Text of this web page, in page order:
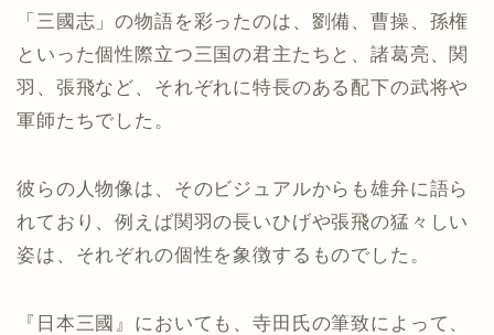
「三國志」の物語を彩ったのは、劉備、曹操、孫権
といった個性際立つ三国の君主たちと、諸葛亮、関
羽、張飛など、それぞれに特長のある配下の武将や
軍師たちでした。
彼らの人物像は、そのビジュアルからも雄弁に語ら
れており、例えば関羽の長いひげや張飛の猛々しい
姿は、それぞれの個性を象徴するものでした。
『日本三國』においても、寺田氏の筆致によって、